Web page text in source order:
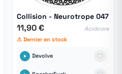
Collision - Neurotrope 047
11,90 €
Acidcore
⚠ Dernier en stock
Devolve